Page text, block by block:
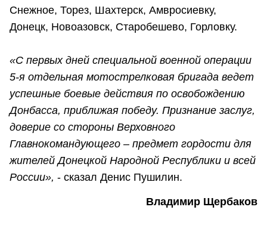
Снежное, Торез, Шахтерск, Амвросиевку,
Донецк, Новоазовск, Старобешево, Горловку.
«С первых дней специальной военной операции
5-я отдельная мотострелковая бригада ведет
успешные боевые действия по освобождению
Донбасса, приближая победу. Признание заслуг,
доверие со стороны Верховного
Главнокомандующего – предмет гордости для
жителей Донецкой Народной Республики и всей
России», - сказал Денис Пушилин.
Владимир Щербаков